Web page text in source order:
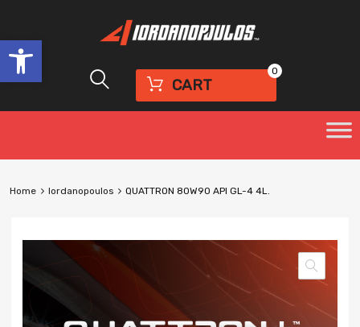
Ανοίξτε τη γραμμή εργαλείων
CART
0
Home Iordanopoulos QUATTRON 80W90 API GL-4 4L.